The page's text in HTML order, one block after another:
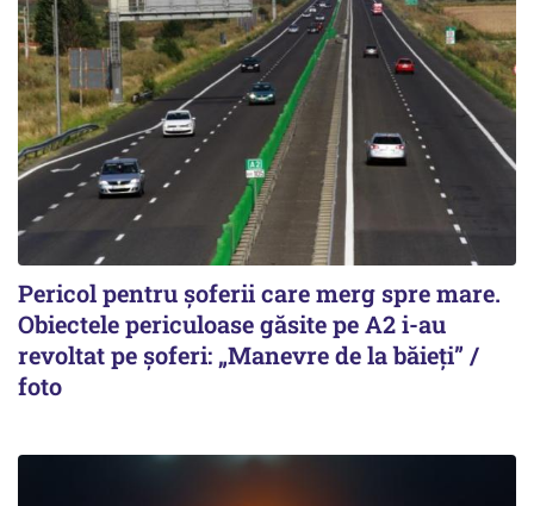
Pericol pentru șoferii care merg spre mare.
Obiectele periculoase găsite pe A2 i-au
revoltat pe șoferi: „Manevre de la băieți” /
foto